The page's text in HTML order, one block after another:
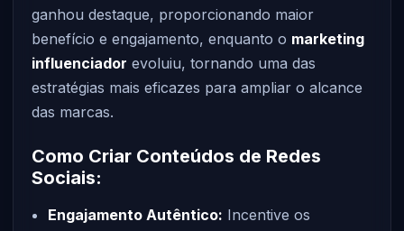
ganhou destaque, proporcionando maior
benefício e engajamento, enquanto o marketing
influenciador evoluiu, tornando uma das
estratégias mais eficazes para ampliar o alcance
das marcas.
Como Criar Conteúdos de Redes
Sociais:
Engajamento Autêntico: Incentive os